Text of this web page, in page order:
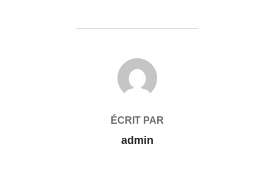
AUTEUR DE LA PUBLICATION
ÉCRIT PAR
admin